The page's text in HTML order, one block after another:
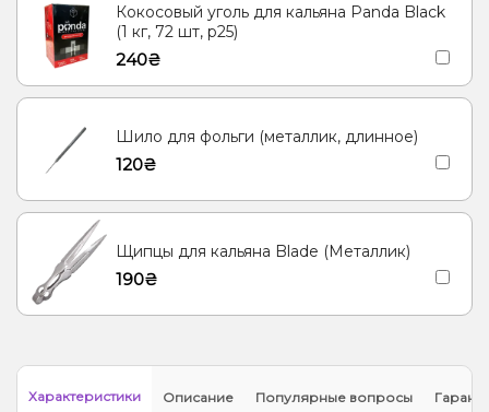
Кокосовый уголь для кальяна Panda Black
(1 кг, 72 шт, р25)
240₴
Шило для фольги (металлик, длинное)
120₴
Щипцы для кальяна Blade (Металлик)
190₴
Характеристики Описание Популярные вопросы